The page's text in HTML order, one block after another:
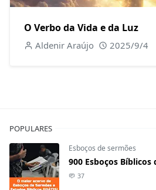
O Verbo da Vida e da Luz
Aldenir Araújo 2025/9/4
POPULARES
Esboços de sermões
900 Esboços Bíblicos
37